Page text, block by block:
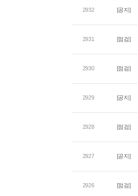
2932 [공지]
2931 [점검]
2930 [점검]
2929 [공지]
2928 [점검]
2927 [공지]
2926 [점검]